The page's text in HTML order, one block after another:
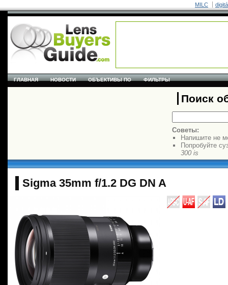
MILC
ГЛАВНАЯ НОВОСТИ ОБЪЕКТИВЫ ПО ФИЛЬТРЫ
Поиск
Советы:
Напишите не
Попробуйте
300 is
Sigma 35mm f/1.2 DG DN A